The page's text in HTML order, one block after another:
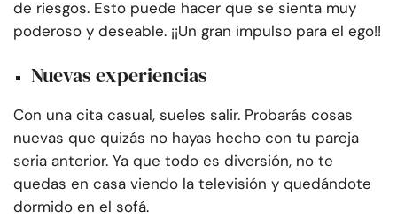
de riesgos. Esto puede hacer que se sienta muy
poderoso y deseable. ¡¡Un gran impulso para el ego!!
Nuevas experiencias
Con una cita casual, sueles salir. Probarás cosas
nuevas que quizás no hayas hecho con tu pareja
seria anterior. Ya que todo es diversión, no te
quedas en casa viendo la televisión y quedándote
dormido en el sofá.